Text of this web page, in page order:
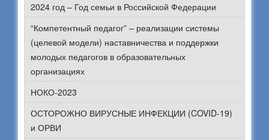
2024 год – Год семьи в Российской Федерации
“Компетентный педагог” – реализации системы
(целевой модели) наставничества и поддержки
молодых педагогов в образовательных
организациях
НОКО-2023
ОСТОРОЖНО ВИРУСНЫЕ ИНФЕКЦИИ (COVID-19)
и ОРВИ